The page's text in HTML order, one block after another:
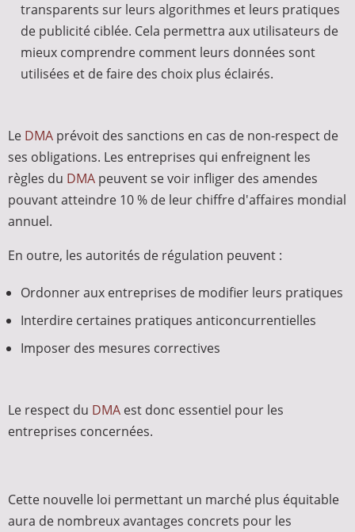
transparents sur leurs algorithmes et leurs pratiques
de publicité ciblée. Cela permettra aux utilisateurs de
mieux comprendre comment leurs données sont
utilisées et de faire des choix plus éclairés.
Le DMA prévoit des sanctions en cas de non-respect de
ses obligations. Les entreprises qui enfreignent les
règles du DMA peuvent se voir infliger des amendes
pouvant atteindre 10 % de leur chiffre d'affaires mondial
annuel.
En outre, les autorités de régulation peuvent :
Ordonner aux entreprises de modifier leurs pratiques
Interdire certaines pratiques anticoncurrentielles
Imposer des mesures correctives
Le respect du DMA est donc essentiel pour les
entreprises concernées.
Cette nouvelle loi permettant un marché plus équitable
aura de nombreux avantages concrets pour les